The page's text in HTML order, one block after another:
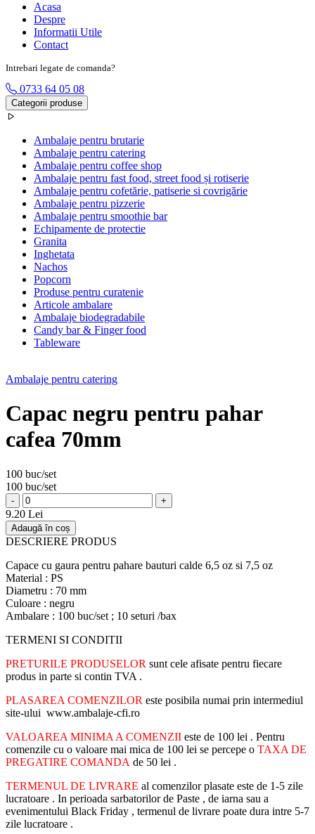
Acasa
Despre
Informatii Utile
Contact
Intrebari legate de comanda?
0733 64 05 08
Categorii produse
Ambalaje pentru brutarie
Ambalaje pentru catering
Ambalaje pentru coffee shop
Ambalaje pentru fast food, street food și rotiserie
Ambalaje pentru cofetărie, patiserie si covrigărie
Ambalaje pentru pizzerie
Ambalaje pentru smoothie bar
Echipamente de protectie
Granita
Inghetata
Nachos
Popcorn
Produse pentru curatenie
Articole ambalare
Ambalaje biodegradabile
Candy bar & Finger food
Tableware
Ambalaje pentru catering
Capac negru pentru pahar
cafea 70mm
100 buc/set
100 buc/set
- +
9.20 Lei
Adaugă în coș
DESCRIERE PRODUS
Capace cu gaura pentru pahare bauturi calde 6,5 oz si 7,5 oz
Material : PS
Diametru : 70 mm
Culoare : negru
Ambalare : 100 buc/set ; 10 seturi /bax
TERMENI SI CONDITII
PRETURILE PRODUSELOR sunt cele afisate pentru fiecare
produs in parte si contin TVA .
PLASAREA COMENZILOR este posibila numai prin intermediul
site-ului www.ambalaje-cfi.ro
VALOAREA MINIMA A COMENZII este de 100 lei . Pentru
comenzile cu o valoare mai mica de 100 lei se percepe o TAXA DE
PREGATIRE COMANDA de 50 lei .
TERMENUL DE LIVRARE al comenzilor plasate este de 1-5 zile
lucratoare . In perioada sarbatorilor de Paste , de iarna sau a
evenimentului Black Friday , termenul de livrare poate dura intre 5-7
zile lucratoare .